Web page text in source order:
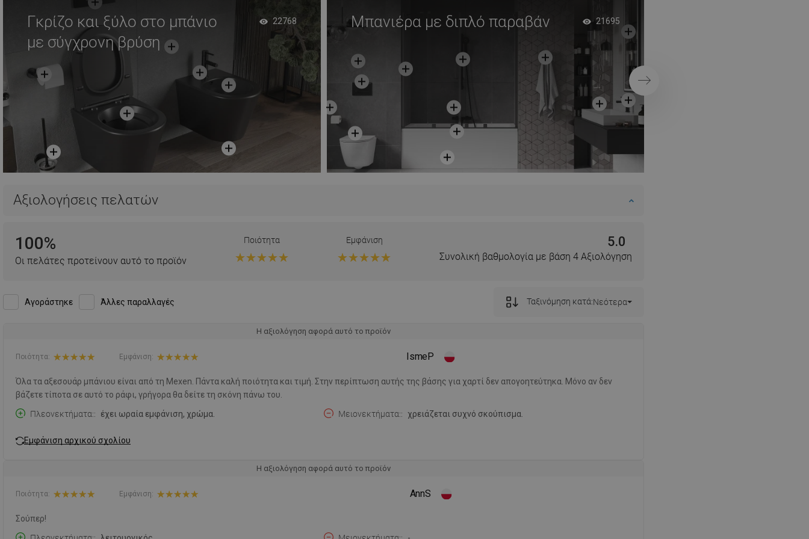
Γκρίζο και ξύλο στο μπάνιο
με σύγχρονη βρύση
22768 Μπανιέρα με διπλό παραβάν 21695
Επόμενο
Αξιολογήσεις πελατών
100%
Οι πελάτες προτείνουν αυτό το προϊόν
Ποιότητα Εμφάνιση 5.0
Συνολική βαθμολογία με βάση 4 Αξιολόγηση
Αγοράστηκε Άλλες παραλλαγές Ταξινόμηση κατά:Νεότερα
Η αξιολόγηση αφορά αυτό το προϊόν
IsmeP
Ποιότητα: Εμφάνιση:
Όλα τα αξεσουάρ μπάνιου είναι από τη Mexen. Πάντα καλή ποιότητα και τιμή. Στην περίπτωση αυτής της βάσης για χαρτί δεν απογοητεύτηκα. Μόνο αν δεν
βάζετε τίποτα σε αυτό το ράφι, γρήγορα θα δείτε τη σκόνη πάνω του.
Πλεονεκτήματα:
έχει ωραία εμφάνιση, χρώμα. Μειονεκτήματα: χρειάζεται συχνό σκούπισμα.
Εμφάνιση αρχικού σχολίου
Η αξιολόγηση αφορά αυτό το προϊόν
AnnS
Ποιότητα: Εμφάνιση:
Σούπερ!
SWEDISH
CROATIAN
GREEK